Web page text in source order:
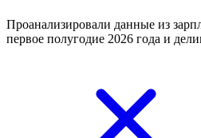
Проанализировали данные из
первое полугодие 2026 года и